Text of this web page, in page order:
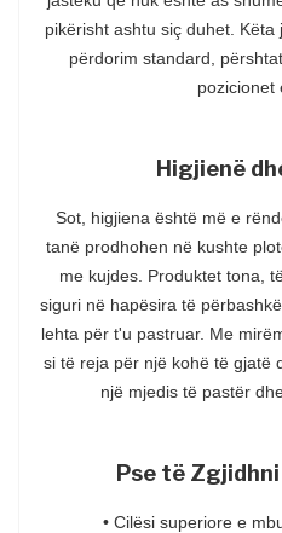
pikërisht ashtu siç duhet.
përdorim standard,
pozicionet
Higjienë
Sot, higjiena është më e
tanë prodhohen në kushte
me kujdes. Produktet tona,
siguri në hapësira të
lehta për t'u pastruar. Me
si të reja për një kohë të gjatë
një mjedis të pastër
Pse të
• Cilësi superiore e